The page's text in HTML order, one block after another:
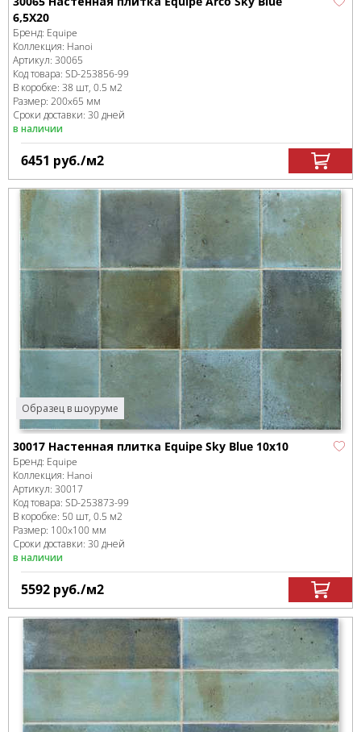
6,5X20
Бренд: Equipe
Коллекция: Hanoi
Артикул: 30065
Код товара: SD-253856-99
В коробке: 38 шт, 0.5 м2
Размер: 200x65 мм
Сроки доставки: 30 дней
в наличии
6451 руб./м2
Образец в шоуруме
30017 Настенная плитка Equipe Sky Blue 10х10
Бренд: Equipe
Коллекция: Hanoi
Артикул: 30017
Код товара: SD-253873-99
В коробке: 50 шт, 0.5 м2
Размер: 100x100 мм
Сроки доставки: 30 дней
в наличии
5592 руб./м2